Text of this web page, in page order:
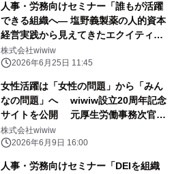
人事・労務向けセミナー「誰もが活躍
できる組織へ― 塩野義製薬の人的資本
経営実践から見えてきたエクイティの
考え方」 7月15日(水)開催(参加無料)
株式会社wiwiw
2026年6月25日 11:45
女性活躍は「女性の問題」から「みん
なの問題」へ wiwiw設立20周年記念
サイトを公開 元厚生労働事務次官・
村木 厚子さんインタビューも掲載
株式会社wiwiw
2026年6月9日 16:00
人事・労務向けセミナー「DEIを組織